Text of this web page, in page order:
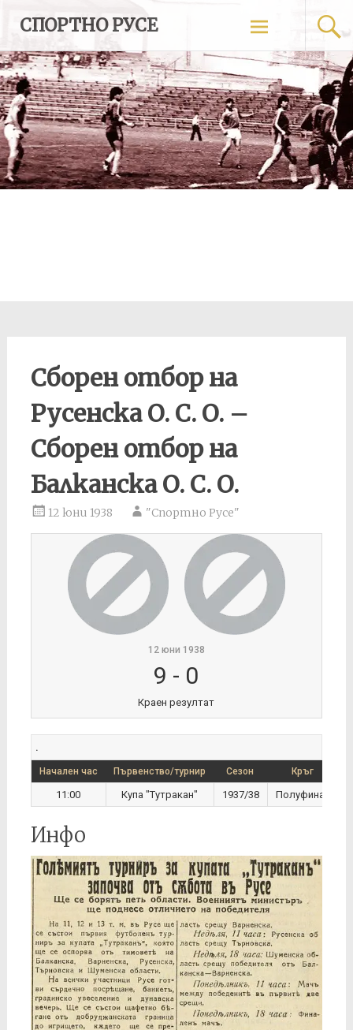
content
СПОРТНО РУСЕ
Сборен отбор на
Русенска О. С. О. –
Сборен отбор на
Балканска О. С. О.
12 юни 1938 "Спортно Русе"
12 юни 1938
9 - 0
Краен резултат
.
Начален час Първенство/турнир Сезон Кръг
11:00 Купа "Тутракан" 1937/38 Полуфинал
Инфо